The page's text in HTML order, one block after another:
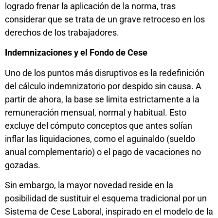
logrado frenar la aplicación de la norma, tras
considerar que se trata de un grave retroceso en los
derechos de los trabajadores.
Indemnizaciones y el Fondo de Cese
Uno de los puntos más disruptivos es la redefinición
del cálculo indemnizatorio por despido sin causa. A
partir de ahora, la base se limita estrictamente a la
remuneración mensual, normal y habitual. Esto
excluye del cómputo conceptos que antes solían
inflar las liquidaciones, como el aguinaldo (sueldo
anual complementario) o el pago de vacaciones no
gozadas.
Sin embargo, la mayor novedad reside en la
posibilidad de sustituir el esquema tradicional por un
Sistema de Cese Laboral, inspirado en el modelo de la